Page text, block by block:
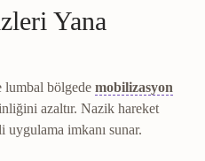
Yana
lumbal bölgede mobilizasyon
yavaş ve tekrarlı hareketlerle
azaltır. Nazik hareket
uygulama imkanı sunar.